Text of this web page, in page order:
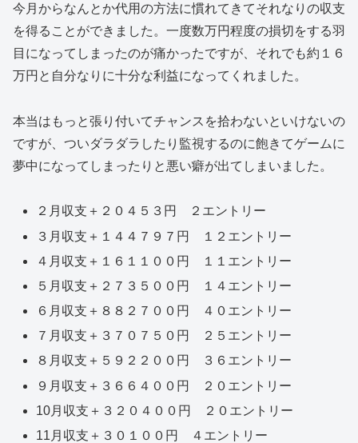
今月からなんとか代用の方法に慣れてきてそれなりの収支
を得ることができました。一度数万円程度の損切をする羽
目になってしまったのが痛かったですが、それでも約１６
万円と自分なりに十分な利益になってくれました。
本当はもっと張り付いてチャンスを拾わないといけないの
ですが、ついダラダラしたり監視するのに飽きてゲームに
夢中になってしまったりと悪い癖が出てしまいました。
２月収支＋２０４５３円 ２エントリー
３月収支＋１４４７９７円 １２エントリー
４月収支＋１６１１００円 １１エントリー
５月収支＋２７３５００円 １４エントリー
６月収支＋８８２７００円 ４０エントリー
７月収支＋３７０７５０円 ２５エントリー
８月収支＋５９２２００円 ３６エントリー
９月収支＋３６６４００円 ２０エントリー
10月収支＋３２０４００円 ２０エントリー
11月収支＋３０１００円 ４エントリー